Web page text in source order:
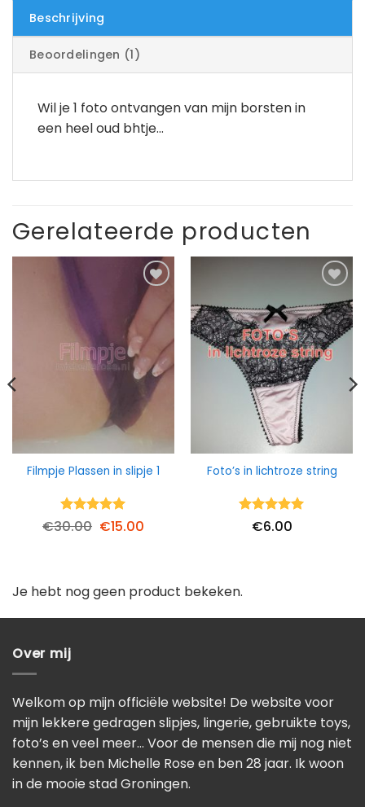
Beschrijving
Beoordelingen (1)
Wil je 1 foto ontvangen van mijn borsten in
een heel oud bhtje…
Gerelateerde producten
Filmpje Plassen in slipje 1
Waardering
€30.00 Oorspronkelijke
€15.00Huidige
Foto’s in lichtroze string
Waardering
€6.00
Je hebt nog geen product bekeken.
Over mij
Welkom op mijn officiële website! De website voor
mijn lekkere gedragen slipjes, lingerie, gebruikte toys,
foto’s en veel meer… Voor de mensen die mij nog niet
kennen, ik ben Michelle Rose en ben 28 jaar. Ik woon
in de mooie stad Groningen.